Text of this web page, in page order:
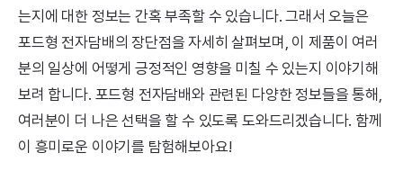
는지에 대한 정보는 간혹 부족할 수 있습니다. 그래서 오늘은
포드형 전자담배의 장단점을 자세히 살펴보며, 이 제품이 여러
분의 일상에 어떻게 긍정적인 영향을 미칠 수 있는지 이야기해
보려 합니다. 포드형 전자담배와 관련된 다양한 정보들을 통해,
여러분이 더 나은 선택을 할 수 있도록 도와드리겠습니다. 함께
이 흥미로운 이야기를 탐험해보아요!